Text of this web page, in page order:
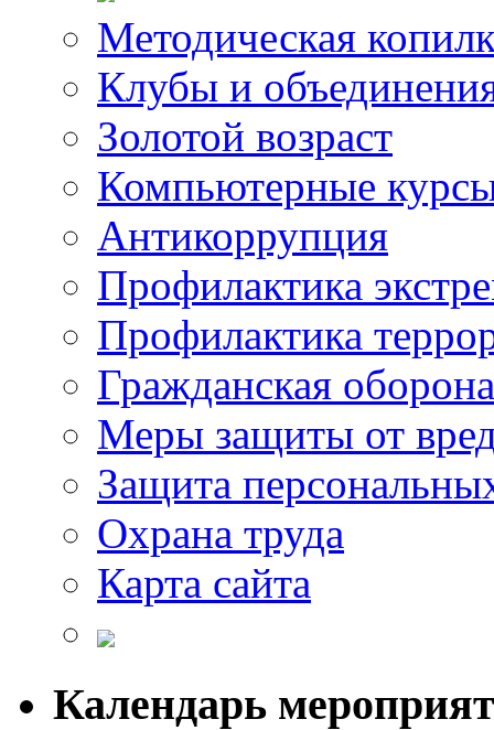
Методическая
Клубы и
Золотой возраст
Компьютерные
Антикоррупция
Профилактика
Профилактика
Гражданская оборона
Меры защиты от
Защита
Охрана труда
Карта сайта
Календарь